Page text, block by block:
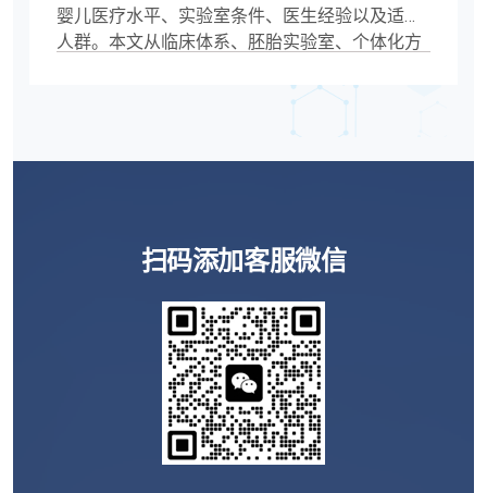
婴儿医疗水平、实验室条件、医生经验以及适合
人群。本文从临床体系、胚胎实验室、个体化方
殖医疗现状，帮助有生育规划需求的人群更清晰
扫码添加客服微信